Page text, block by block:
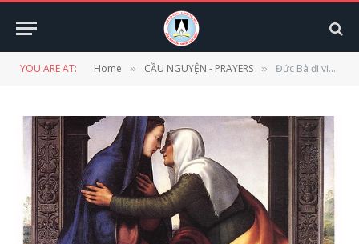
YOU ARE AT: Home » CẦU NGUYỆN - PRAYERS » Đức Bà đi viếng bà Thánh Isave – Suy niệm ngày 22.12.2022